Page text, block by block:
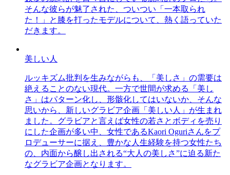
そんな彼らが魅了された、ついつい「一本取られ
た！」と膝を打ったモデルについて、熱く語っていた
だきます。
美しい人
ルッキズム批判を生みながらも、「美しさ」の需要は
絶えることのない現代。一方で世間が求める「美し
さ」はパターン化し、形骸化してはいないか、そんな
思いから、新しいグラビア企画「美しい人」が生まれ
ました。グラビアと言えば女性の若さとボディを売り
にした企画が多い中、女性であるKaori Oguriさんをプ
ロデューサーに据え、豊かな人生経験を持つ女性たち
の、内面から醸し出される“大人の美しさ”に迫る新た
なグラビア企画となります。